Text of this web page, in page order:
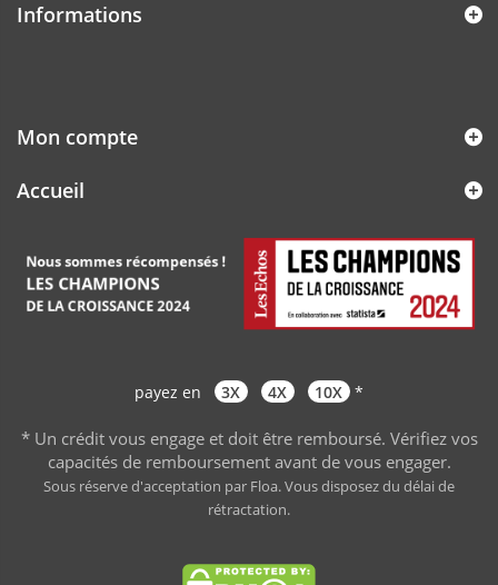
Informations
Mon compte
Accueil
payez en 3X 4X 10X *
* Un crédit vous engage et doit être remboursé. Vérifiez vos
capacités de remboursement avant de vous engager.
Sous réserve d'acceptation par Floa. Vous disposez du délai de
rétractation.